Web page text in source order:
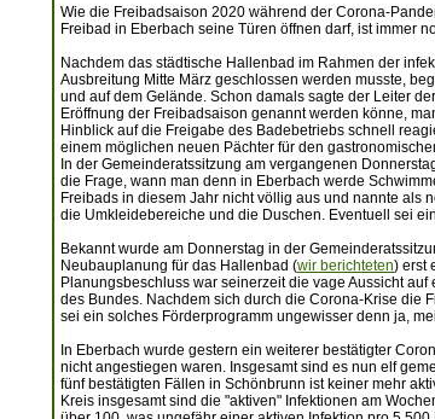
Wie die Freibadsaison 2020 während der Corona-
Freibad in Eberbach seine Türen öffnen darf, ist immer
Nachdem das städtische Hallenbad im Rahmen der
Ausbreitung Mitte März geschlossen werden musste,
und auf dem Gelände. Schon damals sagte der Leiter
Eröffnung der Freibadsaison genannt werden könne,
Hinblick auf die Freigabe des Badebetriebs schnell
einem möglichen neuen Pächter für den
In der Gemeinderatssitzung am vergangenen
die Frage, wann man denn in Eberbach werde
Freibads in diesem Jahr nicht völlig aus und nannte als
die Umkleidebereiche und die Duschen. Eventuell sei
Bekannt wurde am Donnerstag in der
Neubauplanung für das Hallenbad (wir berichteten) erst
Planungsbeschluss war seinerzeit die vage Aussicht
des Bundes. Nachdem sich durch die Corona-Krise die
sei ein solches Förderprogramm ungewisser denn ja,
In Eberbach wurde gestern ein weiterer bestätigter
nicht angestiegen waren. Insgesamt sind es nun elf
fünf bestätigten Fällen in Schönbrunn ist keiner mehr
Kreis insgesamt sind die "aktiven" Infektionen am